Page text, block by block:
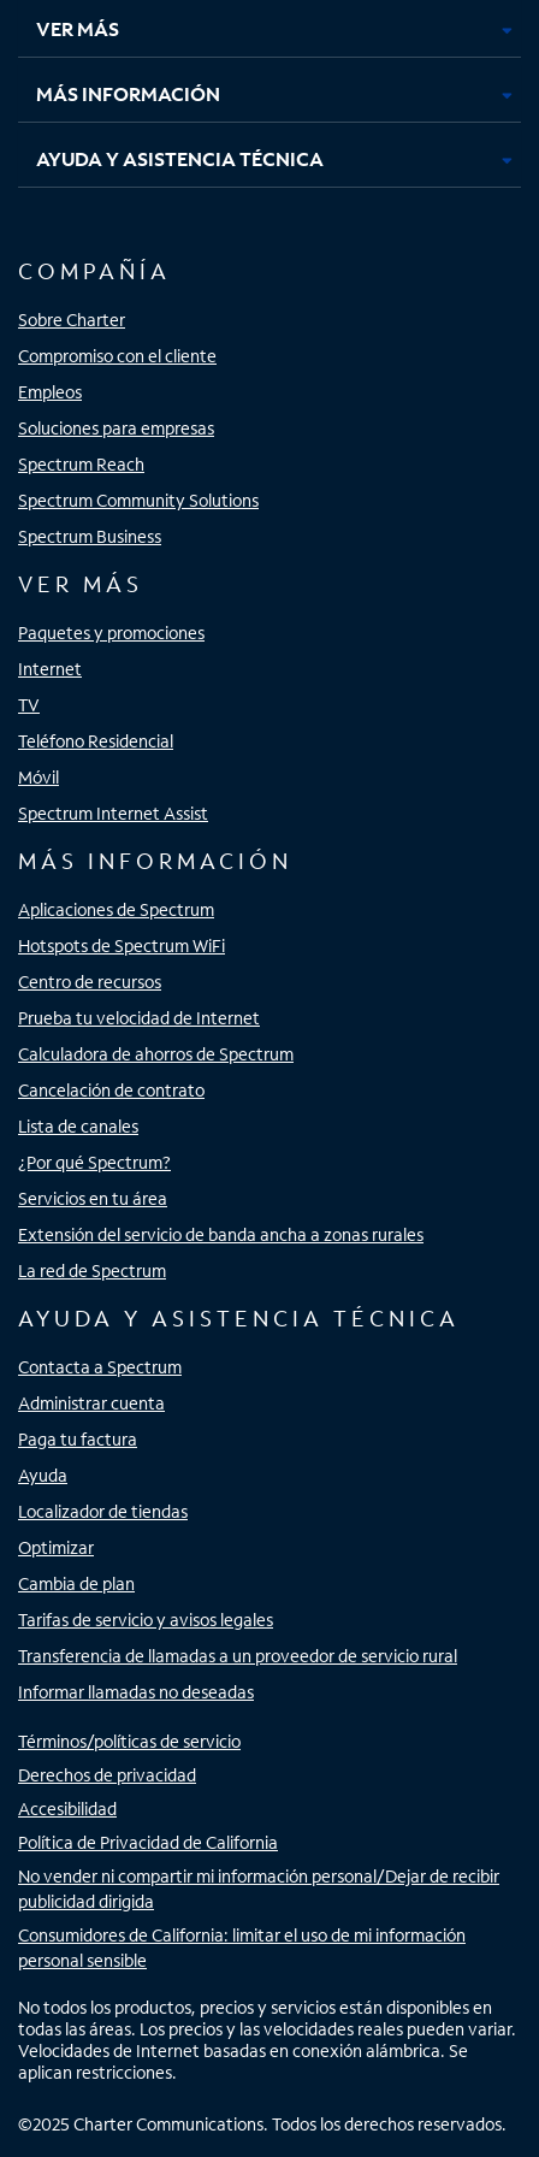
pestaña
nueva
pestaña
nueva
pestaña
nuevanueva
VER MÁS
MÁS INFORMACIÓN
AYUDA Y ASISTENCIA TÉCNICA
COMPAÑÍA
Sobre Charter
Compromiso con el cliente
Empleos
Soluciones para empresas
Spectrum Reach
Spectrum Community Solutions
Spectrum Business
VER MÁS
Paquetes y promociones
Internet
TV
Teléfono Residencial
Móvil
Spectrum Internet Assist
MÁS INFORMACIÓN
Aplicaciones de Spectrum
Hotspots de Spectrum WiFi
Centro de recursos
Prueba tu velocidad de Internet
Calculadora de ahorros de Spectrum
Cancelación de contrato
Lista de canales
¿Por qué Spectrum?
Servicios en tu área
Extensión del servicio de banda ancha a zonas rurales
La red de Spectrum
AYUDA Y ASISTENCIA TÉCNICA
Contacta a Spectrum
Administrar cuenta
Paga tu factura
Ayuda
Localizador de tiendas
Optimizar
Cambia de plan
Tarifas de servicio y avisos legales
Transferencia de llamadas a un proveedor de servicio rural
Informar llamadas no deseadas
Términos/políticas de servicio
Derechos de privacidad
Accesibilidad
Política de Privacidad de California
No vender ni compartir mi información personal/Dejar de recibir
publicidad dirigida
Consumidores de California: limitar el uso de mi información
personal sensible
No todos los productos, precios y servicios están disponibles en
todas las áreas. Los precios y las velocidades reales pueden variar.
Velocidades de Internet basadas en conexión alámbrica. Se
aplican restricciones.
©2025 Charter Communications. Todos los derechos reservados.